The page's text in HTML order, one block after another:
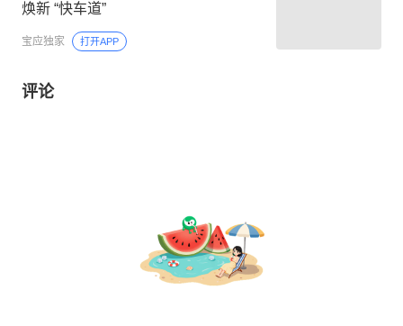
焕新 “快车道”
宝应独家 打开APP
评论